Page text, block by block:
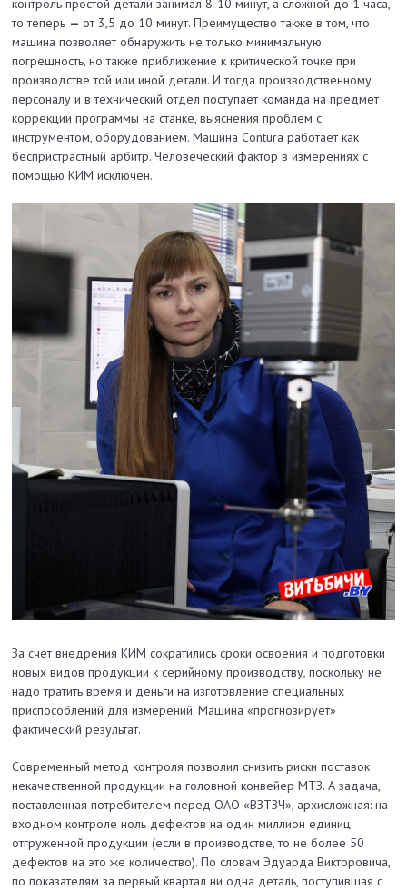
контроль простой детали занимал 8-10 минут, а сложной до 1 часа,
то теперь —от 3,5 до 10 минут. Преимущество также в том, что
машина позволяет обнаружить не только минимальную
погрешность, но также приближение к критической точке при
производстве той или иной детали. И тогда производственному
персоналу и в технический отдел поступает команда на предмет
коррекции программы на станке, выяснения проблем с
инструментом, оборудованием. Машина Contura работает как
беспристрастный арбитр. Человеческий фактор в измерениях с
помощью КИМ исключен.
За счет внедрения КИМ сократились сроки освоения и подготовки
новых видов продукции к серийному производству, поскольку не
надо тратить время и деньги на изготовление специальных
приспособлений для измерений. Машина «прогнозирует»
фактический результат.
Современный метод контроля позволил снизить риски поставок
некачественной продукции на головной конвейер МТЗ. А задача,
поставленная потребителем перед ОАО «ВЗТЗЧ», архисложная: на
входном контроле ноль дефектов на один миллион единиц
отгруженной продукции (если в производстве, то не более 50
дефектов на это же количество). По словам Эдуарда Викторовича,
по показателям за первый квартал ни одна деталь, поступившая с